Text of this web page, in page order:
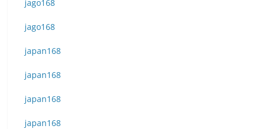
jago168
jago168
japan168
japan168
japan168
japan168